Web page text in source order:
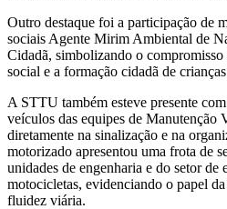
Outro destaque foi a participação de
sociais Agente Mirim Ambiental de
Cidadã, simbolizando o
social e a formação cidadã de
A STTU também esteve presente
veículos das equipes de Manutenção
diretamente na sinalização e na
motorizado apresentou uma frota de
unidades de engenharia e do setor de
motocicletas, evidenciando o papel
fluidez viária.